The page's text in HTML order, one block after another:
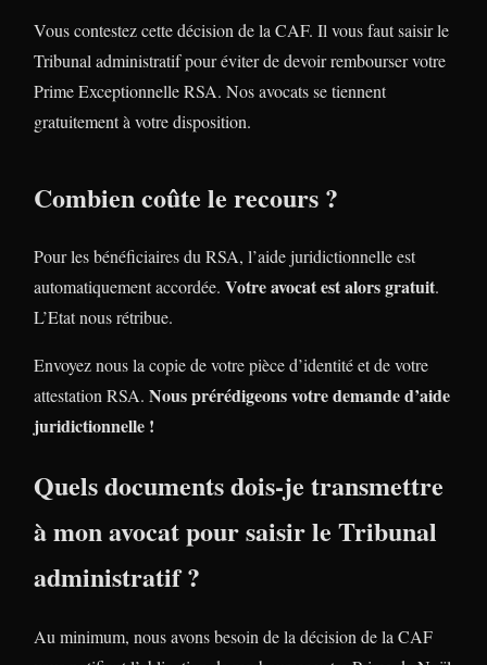
Vous contestez cette décision de la CAF. Il vous faut saisir le
Tribunal administratif pour éviter de devoir rembourser votre
Prime Exceptionnelle RSA. Nos avocats se tiennent
gratuitement à votre disposition.
Combien coûte le recours ?
Pour les bénéficiaires du RSA, l’aide juridictionnelle est
automatiquement accordée. Votre avocat est alors gratuit.
L’Etat nous rétribue.
Envoyez nous la copie de votre pièce d’identité et de votre
attestation RSA. Nous prérédigeons votre demande d’aide
juridictionnelle !
Quels documents dois-je transmettre
à mon avocat pour saisir le Tribunal
administratif ?
Au minimum, nous avons besoin de la décision de la CAF